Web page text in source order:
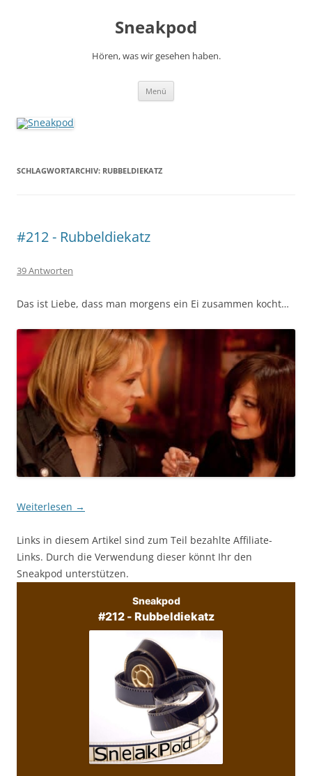
Sneakpod
Hören, was wir gesehen haben.
Menü
SCHLAGWORTARCHIV: RUBBELDIEKATZ
#212 - Rubbeldiekatz
39 Antworten
Das ist Liebe, dass man morgens ein Ei zusammen kocht…
Weiterlesen →
Links in diesem Artikel sind zum Teil bezahlte Affiliate-
Links. Durch die Verwendung dieser könnt Ihr den
Sneakpod unterstützen.